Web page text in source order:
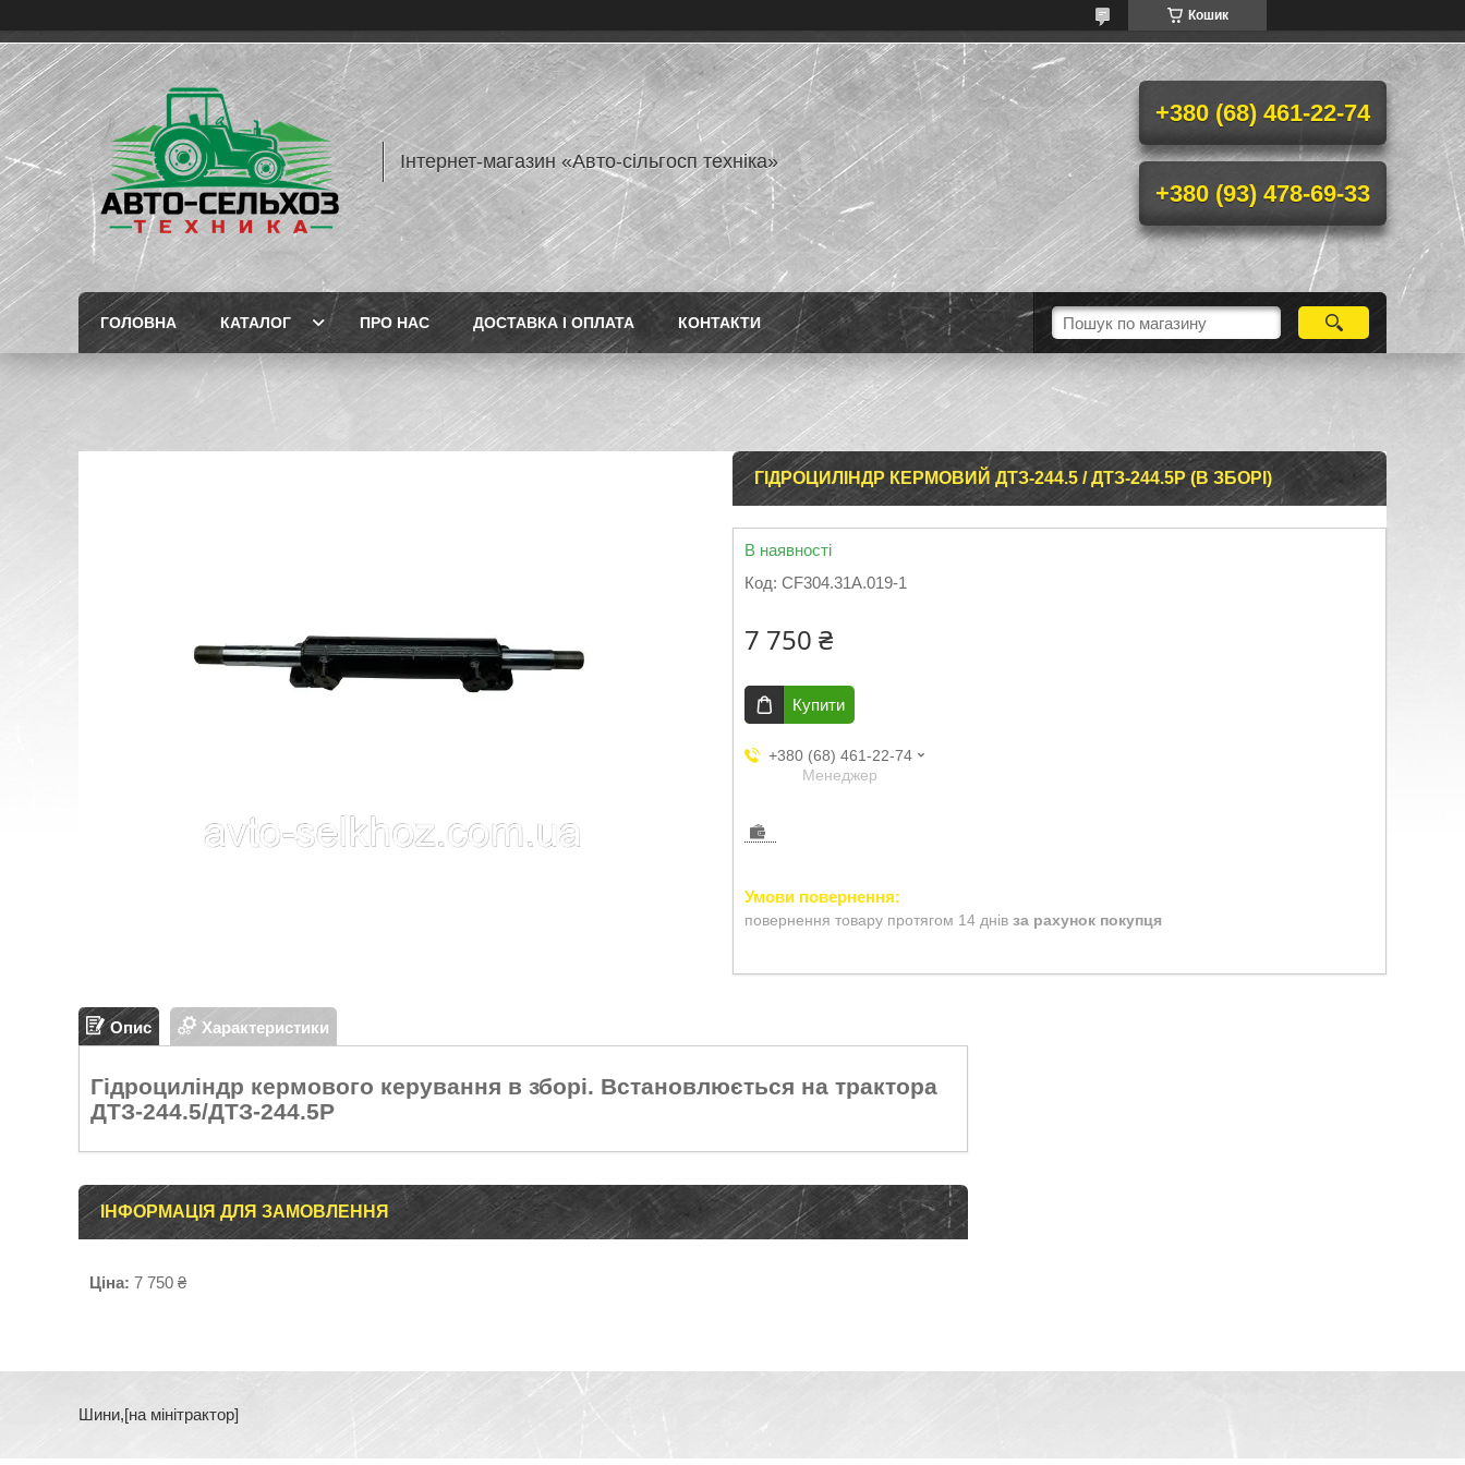
Кошик
Інтернет-магазин «Авто-сільгосп техніка»
+380 (68) 461-22-74
+380 (93) 478-69-33
ГОЛОВНА КАТАЛОГ ПРО НАС ДОСТАВКА І ОПЛАТА КОНТАКТИ
ГІДРОЦИЛІНДР КЕРМОВИЙ ДТЗ-244.5 / ДТЗ-244.5Р (В ЗБОРІ)
В наявності
Код: CF304.31A.019-1
7 750 ₴
Купити
+380 (68) 461-22-74
Менеджер
повернення товару протягом 14 днів за рахунок покупця
Опис Характеристики
Гідроциліндр кермового керування в зборі. Встановлюється на трактора
ДТЗ-244.5/ДТЗ-244.5Р
ІНФОРМАЦІЯ ДЛЯ ЗАМОВЛЕННЯ
Ціна: 7 750 ₴
Шини,[на мінітрактор]